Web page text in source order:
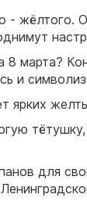
жёлтого.
марта?
и
ярких
для